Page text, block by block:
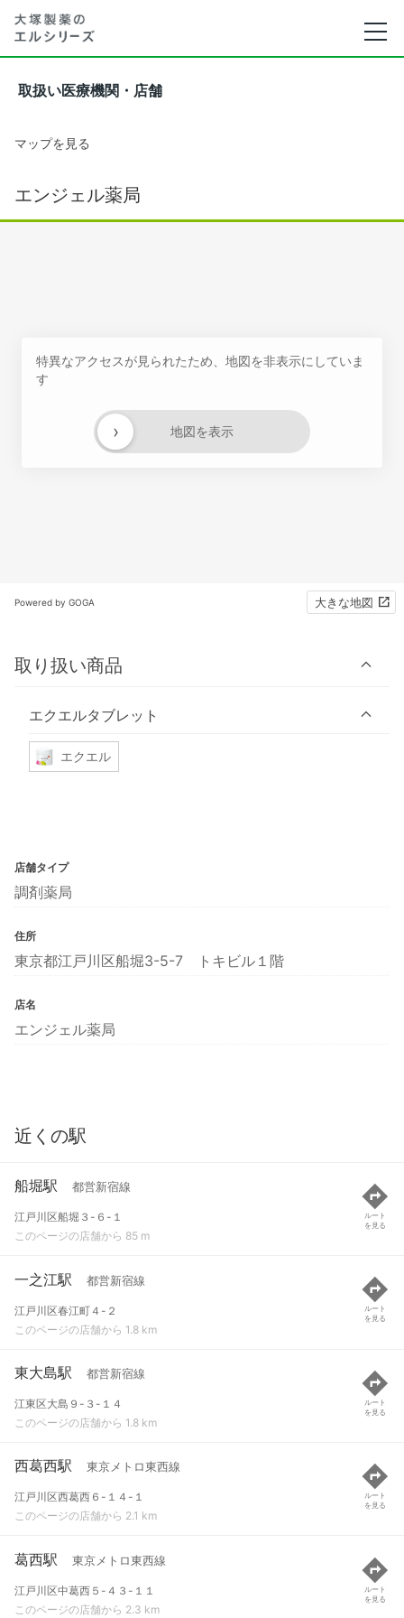
取扱い医療機関・店舗
マップを見る
エンジェル薬局
特異なアクセスが見られたため、地図を非表示にしていま
す
地図を表示
›
Powered by GOGA 大きな地図
取り扱い商品
エクエルタブレット
エクエル
店舗タイプ
調剤薬局
住所
東京都江戸川区船堀3-5-7 トキビル１階
店名
エンジェル薬局
近くの駅
船堀駅 都営新宿線
江戸川区船堀３-６-１
このページの店舗から 85 m
ルート
を見る
一之江駅 都営新宿線
江戸川区春江町４-２
このページの店舗から 1.8 km
ルート
を見る
東大島駅 都営新宿線
江東区大島９-３-１４
このページの店舗から 1.8 km
ルート
を見る
西葛西駅 東京メトロ東西線
江戸川区西葛西６-１４-１
このページの店舗から 2.1 km
ルート
を見る
葛西駅 東京メトロ東西線
江戸川区中葛西５-４３-１１
このページの店舗から 2.3 km
ルート
を見る